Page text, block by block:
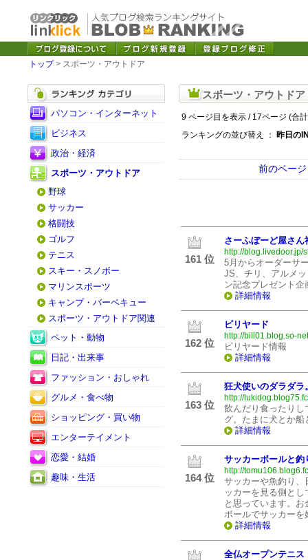
トップ> スポーツ・アウトドア
パソコン・インターネット
ビジネス
政治・経済
スポーツ・アウトドア
野球
サッカー
格闘技
ゴルフ
テニス
スキー・スノボー
マリンスポーツ
キャンプ・バーベキュー
スポーツ・アウトドア関連
ペット・動物
日記・出来事
ファッション・おしゃれ
グルメ・食べ物
ショッピング・買い物
エンターテイメント
恋愛・結婚
趣味・生活
スポーツ・アウトドア
9 ページ目を表示 / 17ページ (合
ランキングの並び替え ： 昨日の
前のページ
161 位
さーふぼーど屋さ
http://blog.livedoor.jp/
5月からオーダーサ
JS、チリ、アルメ
ン記念プレゼント企
詳細情報
162 位
ビリヤード
http://bill01.blog.so-
ビリヤード情報
詳細情報
163 位
狂犬使いのダラダラ
http://
飲んだり食ったりし
グ。たまに犬とか船
詳細情報
164 位
サッカーボールと釣
http://
サッカーや魚釣り
ッカーを見る側と
と思っています。
ボールでサッカーを
詳細情報
全仏オープンテニス